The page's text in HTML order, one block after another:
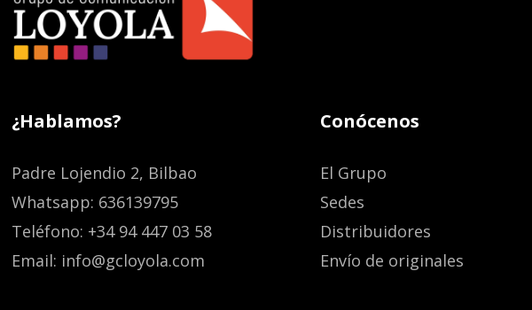
¿Hablamos?
Padre Lojendio 2, Bilbao
Whatsapp: 636139795
Teléfono: +34 94 447 03 58
Email: info@gcloyola.com
Conócenos
El Grupo
Sedes
Distribuidores
Envío de originales